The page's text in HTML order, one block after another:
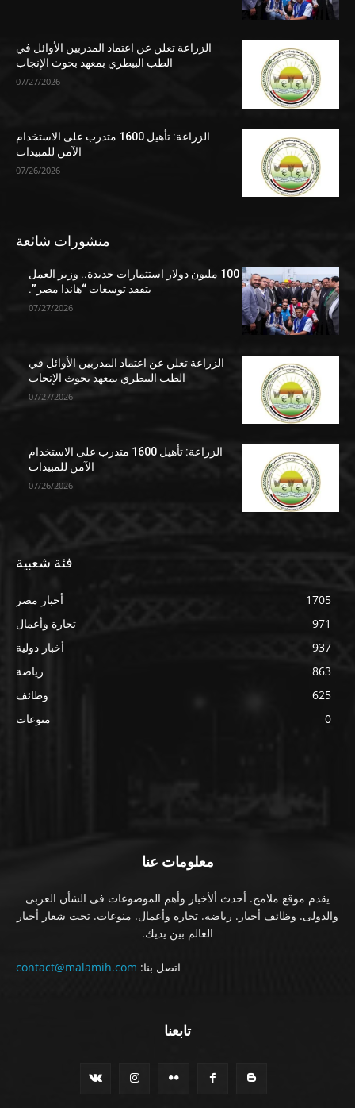
الزراعة تعلن عن اعتماد المدربين الأوائل في
الطب البيطري بمعهد بحوث الإنجاب
07/27/2026
الزراعة: تأهيل 1600 متدرب على الاستخدام
الآمن للمبيدات
07/26/2026
منشورات شائعة
100 مليون دولار استثمارات جديدة.. وزير العمل
يتفقد توسعات “هاندا مصر”.
07/27/2026
الزراعة تعلن عن اعتماد المدربين الأوائل في
الطب البيطري بمعهد بحوث الإنجاب
07/27/2026
الزراعة: تأهيل 1600 متدرب على الاستخدام
الآمن للمبيدات
07/26/2026
فئة شعبية
أخبار مصر
1705
تجارة وأعمال
971
أخبار دولية
937
رياضة
863
وظائف
625
منوعات
0
معلومات عنا
يقدم موقع ملامح. أحدث ألأخبار وأهم الموضوعات فى الشأن العربى
والدولى. وظائف أخبار. رياضه. تجاره وأعمال. منوعات. تحت شعار أخبار
العالم بين يديك.
اتصل بنا: contact@malamih.com
تابعنا